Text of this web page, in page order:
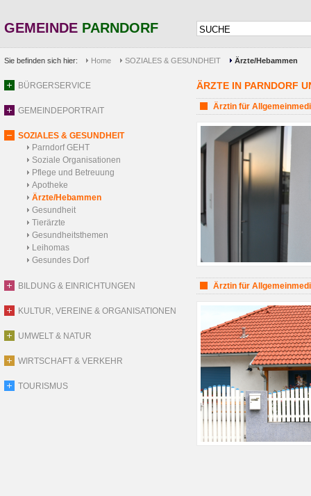
GEMEINDE PARNDORF
Sie befinden sich hier: Home SOZIALES & GESUNDHEIT Ärzte/Hebammen
BÜRGERSERVICE
GEMEINDEPORTRAIT
SOZIALES & GESUNDHEIT
Parndorf GEHT
Soziale Organisationen
Pflege und Betreuung
Apotheke
Ärzte/Hebammen
Gesundheit
Tierärzte
Gesundheitsthemen
Leihomas
Gesundes Dorf
BILDUNG & EINRICHTUNGEN
KULTUR, VEREINE & ORGANISATIONEN
UMWELT & NATUR
WIRTSCHAFT & VERKEHR
TOURISMUS
ÄRZTE IN PARNDORF
Ärztin für
Ärztin für